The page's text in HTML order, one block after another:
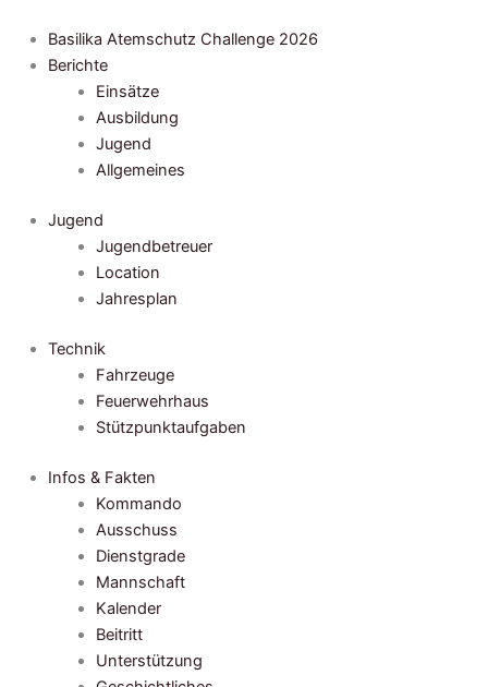
Inhalt
springen
Basilika Atemschutz Challenge 2026
Berichte
Einsätze
Ausbildung
Jugend
Allgemeines
Jugend
Jugendbetreuer
Location
Jahresplan
Technik
Fahrzeuge
Feuerwehrhaus
Stützpunktaufgaben
Infos & Fakten
Kommando
Ausschuss
Dienstgrade
Mannschaft
Kalender
Beitritt
Unterstützung